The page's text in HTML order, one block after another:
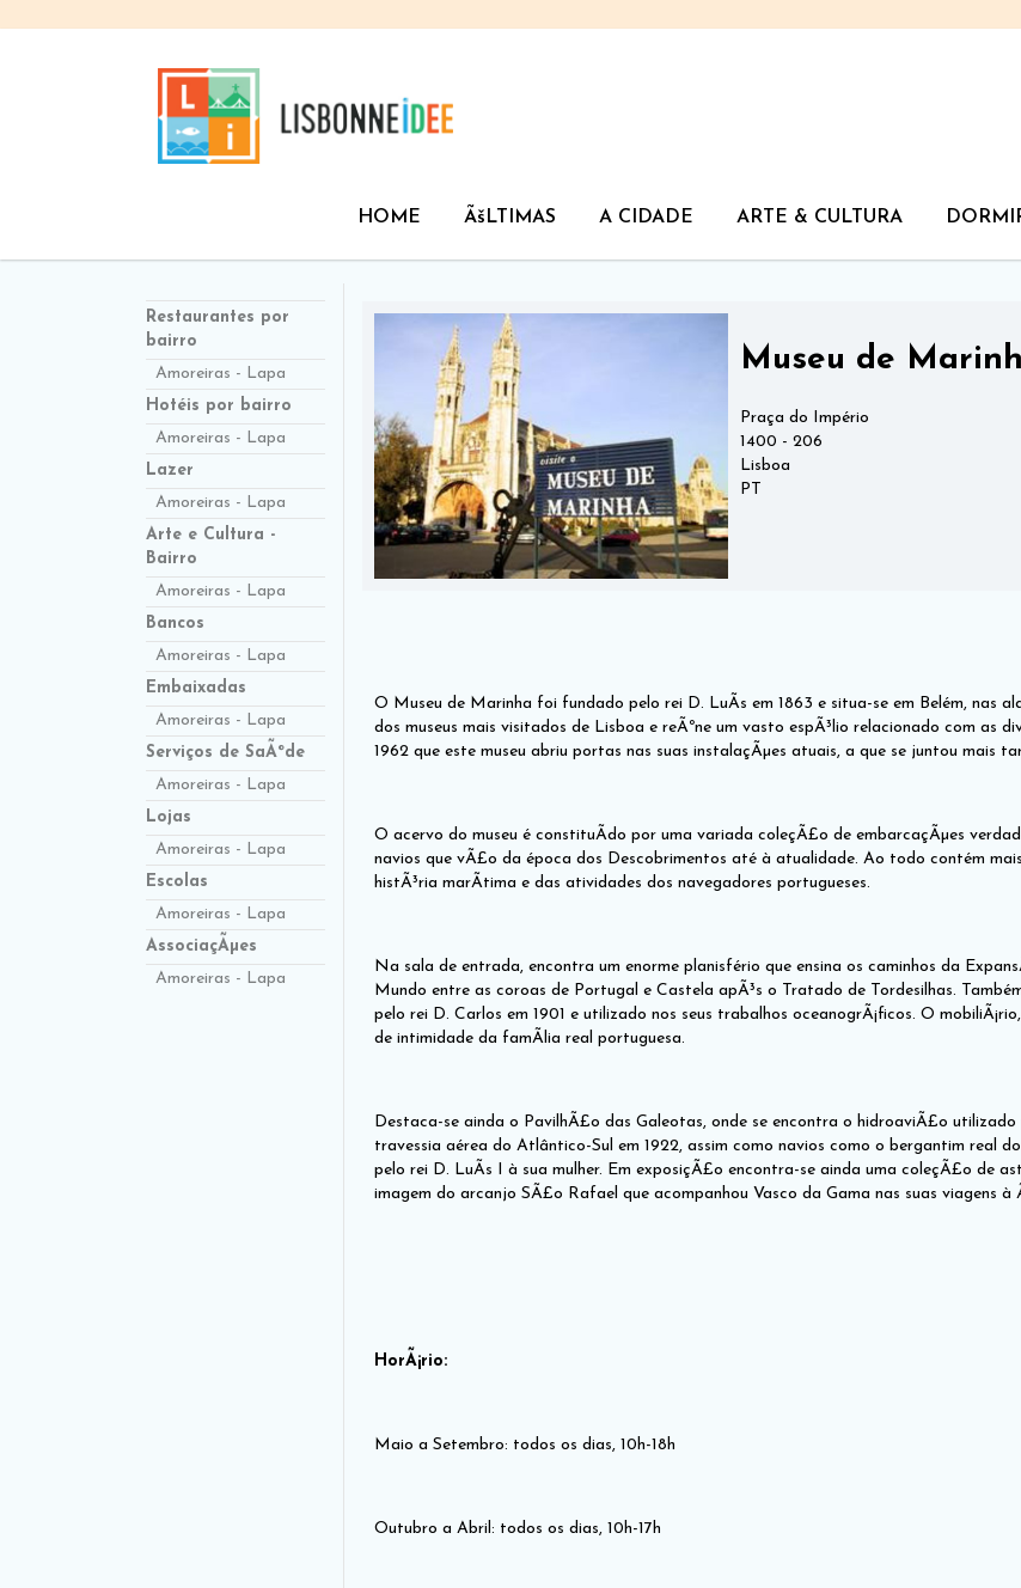
HOME ÃšLTIMAS A CIDADE ARTE & CULTURA
Restaurantes por
bairro
Amoreiras - Lapa
Hotéis por bairro
Amoreiras - Lapa
Lazer
Amoreiras - Lapa
Arte e Cultura -
Bairro
Amoreiras - Lapa
Bancos
Amoreiras - Lapa
Embaixadas
Amoreiras - Lapa
Serviços de SaÃºde
Amoreiras - Lapa
Lojas
Amoreiras - Lapa
Escolas
Amoreiras - Lapa
AssociaçÃµes
Amoreiras - Lapa
Museu de
Praça do Império
1400 - 206
Lisboa
PT
O Museu de Marinha foi fundado pelo rei D. LuÃ­s em 1863 e situa-se em Belém, nas
dos museus mais visitados de Lisboa e reÃºne um vasto espÃ³lio relacionado com as
1962 que este museu abriu portas nas suas instalaçÃµes atuais, a que se juntou mais
O acervo do museu é constituÃ­do por uma variada coleçÃ£o de embarcaçÃµes
navios que vÃ£o da época dos Descobrimentos até à atualidade. Ao todo contém
histÃ³ria marÃ­tima e das atividades dos navegadores portugueses.
Na sala de entrada, encontra um enorme planisfério que ensina os caminhos da
Mundo entre as coroas de Portugal e Castela apÃ³s o Tratado de Tordesilhas.
pelo rei D. Carlos em 1901 e utilizado nos seus trabalhos oceanogrÃ¡ficos. O
de intimidade da famÃ­lia real portuguesa.
Destaca-se ainda o PavilhÃ£o das Galeotas, onde se encontra o hidroaviÃ£o
travessia aérea do Atlântico-Sul em 1922, assim como navios como o bergantim real
pelo rei D. LuÃ­s I à sua mulher. Em exposiçÃ£o encontra-se ainda uma coleçÃ£o de
imagem do arcanjo SÃ£o Rafael que acompanhou Vasco da Gama nas suas viagens à
HorÃ¡rio:
Maio a Setembro: todos os dias, 10h-18h
Outubro a Abril: todos os dias, 10h-17h